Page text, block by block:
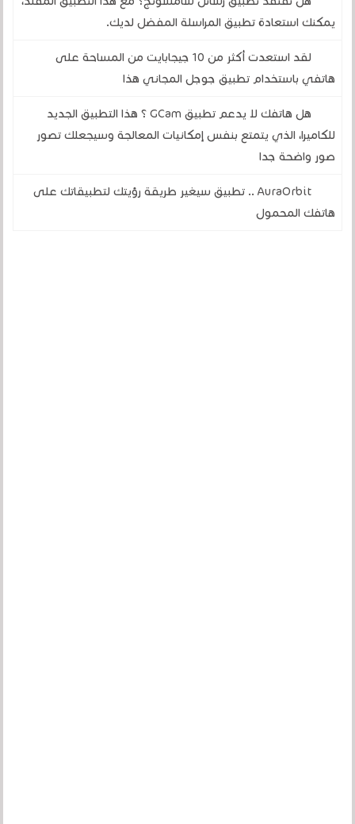
يمكنك استعادة تطبيق المراسلة المفضل لديك.
لقد استعدت أكثر من 10 جيجابايت من المساحة على
هاتفي باستخدام تطبيق جوجل المجاني هذا
هل هاتفك لا يدعم تطبيق GCam ؟ هذا التطبيق الجديد
للكاميرا، الذي يتمتع بنفس إمكانيات المعالجة وسيجعلك تصور
صور واضحة جدا
AuraOrbit .. تطبيق سيغير طريقة رؤيتك لتطبيقاتك على
هاتفك المحمول